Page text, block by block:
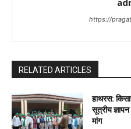
https://
RELATED ARTICLES
हाथरस:
सूत्रीय
मांग